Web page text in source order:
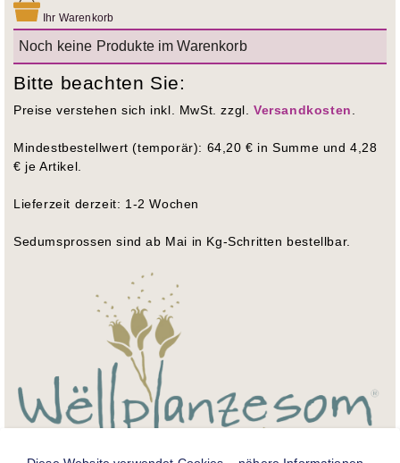
Ihr Warenkorb
Noch keine Produkte im Warenkorb
Bitte beachten Sie:
Preise verstehen sich inkl. MwSt. zzgl. Versandkosten
Mindestbestellwert (temporär): 64,20 € in Summe und 4,28
€ je Artikel.
Lieferzeit derzeit: 1-2 Wochen
Sedumsprossen sind ab Mai in Kg-Schritten bestellbar.